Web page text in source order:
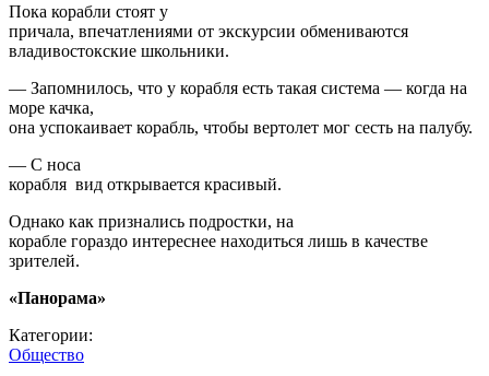
Пока корабли стоят у
причала, впечатлениями от экскурсии обмениваются
владивостокские школьники.
— Запомнилось, что у корабля есть такая система — когда на
море качка,
она успокаивает корабль, чтобы вертолет мог сесть на палубу.
— С носа
корабля вид открывается красивый.
Однако как признались подростки, на
корабле гораздо интереснее находиться лишь в качестве
зрителей.
«Панорама»
Категории:
Общество